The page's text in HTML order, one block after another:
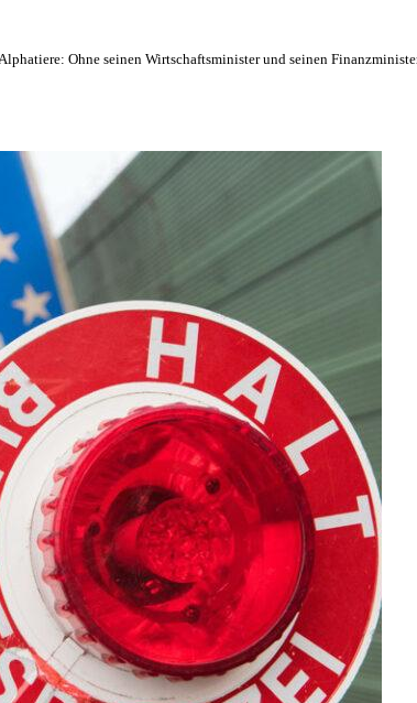
Ohne seinen Wirtschaftsminister und seinen